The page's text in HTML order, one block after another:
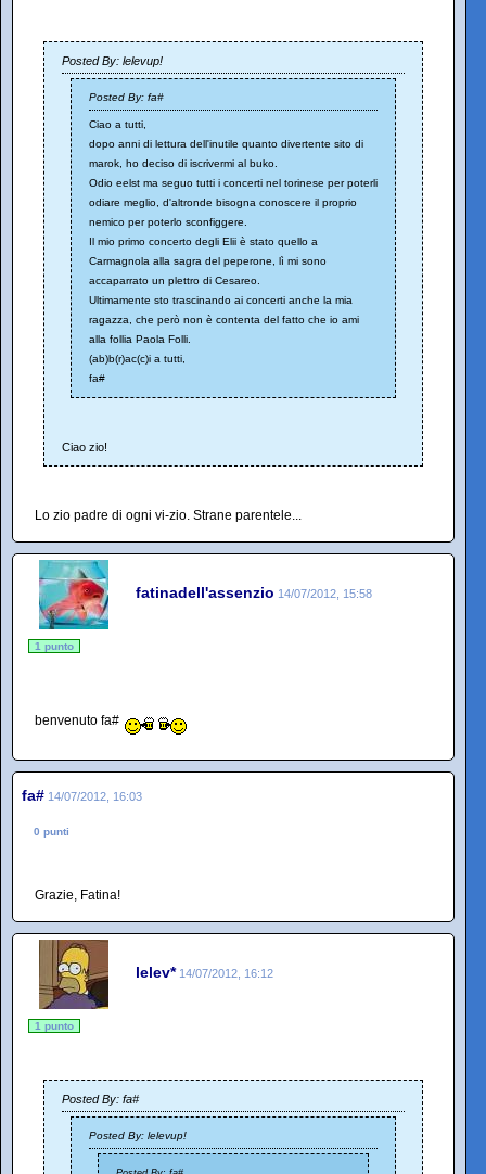
Posted By: lelevup!
Posted By: fa#
Ciao a tutti,
dopo anni di lettura dell'inutile quanto divertente sito di
marok, ho deciso di iscrivermi al buko.
Odio eelst ma seguo tutti i concerti nel torinese per poterli
odiare meglio, d'altronde bisogna conoscere il proprio
nemico per poterlo sconfiggere.
Il mio primo concerto degli Elii è stato quello a
Carmagnola alla sagra del peperone, lì mi sono
accaparrato un plettro di Cesareo.
Ultimamente sto trascinando ai concerti anche la mia
ragazza, che però non è contenta del fatto che io ami
alla follia Paola Folli.
(ab)b(r)ac(c)i a tutti,
fa#
Ciao zio!
Lo zio padre di ogni vi-zio. Strane parentele...
fatinadell'assenzio 14/07/2012, 15:58
1 punto
benvenuto fa#
fa# 14/07/2012, 16:03
0 punti
Grazie, Fatina!
lelev* 14/07/2012, 16:12
1 punto
Posted By: fa#
Posted By: lelevup!